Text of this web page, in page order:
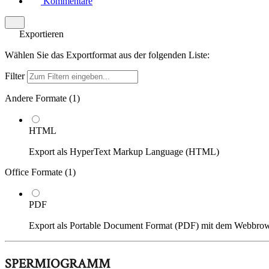
Exportieren
Wählen Sie das Exportformat aus der folgenden Liste:
Filter
Andere Formate (1)
HTML
Export als HyperText Markup Language (HTML)
Office Formate (1)
PDF
Export als Portable Document Format (PDF) mit dem
SPERMIOGRAMM